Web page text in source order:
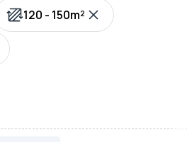
120 - 150m²